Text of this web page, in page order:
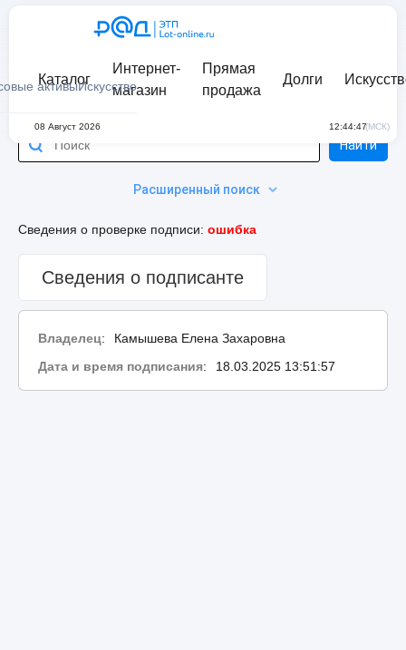
активыИскусство
Каталог
Интернет-
магазин
Прямая
продажа
Долги
08 Август 2026 12:44:47(МСК)
Расширенный поиск
Найти
Сведения о проверке подписи: ошибка
Сведения о подписанте
Владелец:
Камышева Елена Захаровна
Дата и время подписания: 18.03.2025 13:51:57